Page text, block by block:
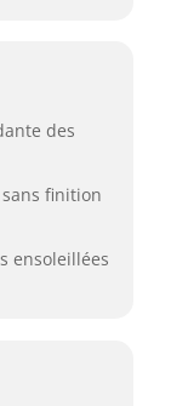
des
finition
ensoleillées